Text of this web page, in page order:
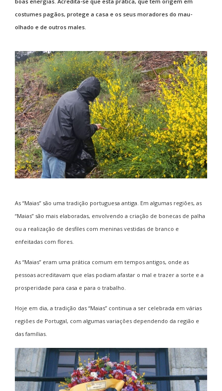
costumes pagãos, protege a casa e os seus moradores do mau-
olhado e de outros males.
As “Maias” são uma tradição portuguesa antiga. Em algumas regiões, as
“Maias” são mais elaboradas, envolvendo a criação de bonecas de palha
ou a realização de desfiles com meninas vestidas de branco e
enfeitadas com flores.
As “Maias” eram uma prática comum em tempos antigos, onde as
pessoas acreditavam que elas podiam afastar o mal e trazer a sorte e a
prosperidade para casa e para o trabalho.
Hoje em dia, a tradição das “Maias” continua a ser celebrada em várias
regiões de Portugal, com algumas variações dependendo da região e
das famílias.